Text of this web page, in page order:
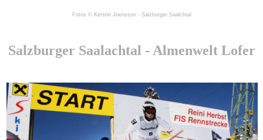
Fotos © Kerstin Joensson - Salzburger Saalchtal
Salzburger Saalachtal - Almenwelt Lofer